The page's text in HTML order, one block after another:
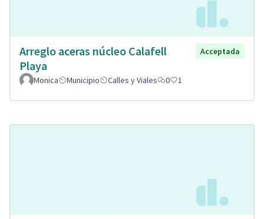
Arreglo aceras núcleo Calafell
Playa
Acceptada
Monica Municipio Calles y Viales 0 1